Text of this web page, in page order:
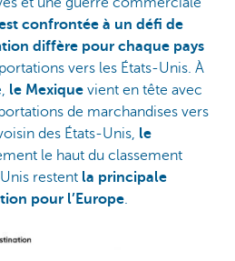
confrontée à un défi de
tion diffère pour chaque pays
vers les États-Unis. À
le Mexique vient en tête avec
de marchandises vers
des États-Unis, le
le haut du classement
restent la principale
pour l’Europe.